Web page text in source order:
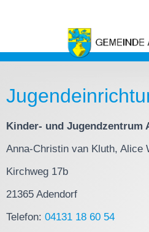
Kinder- und Jugendzentrum
Anna-Christin van Kluth, Alice
Kirchweg 17b
21365 Adendorf
Telefon: 04131 18 60 54